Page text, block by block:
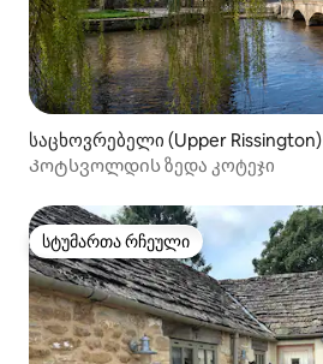
საცხოვრებელი (Upper Rissington)
Კოტსვოლდის ზედა კოტეჯი
სტუმართა რჩეული
სტუმართა რჩეული